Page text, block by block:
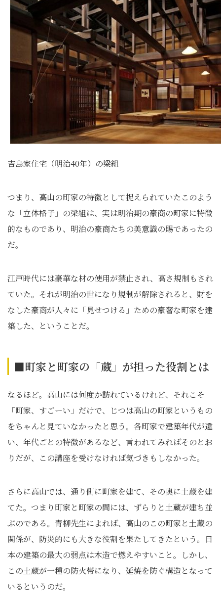
吉島家住宅（明治40年）の梁組
つまり、高山の町家の特徴として捉えられていたこのよう
な「立体格子」の梁組は、実は明治期の豪商の町家に特徴
的なものであり、明治の豪商たちの美意識の賜であったの
だ。
江戸時代には豪華な材の使用が禁止され、高さ規制もされ
ていた。それが明治の世になり規制が解除されると、財を
なした豪商が人々に「見せつける」ための豪奢な町家を建
築した、ということだ。
■町家と町家の「蔵」が担った役割とは
なるほど。高山には何度か訪れているけれど、それこそ
「町家、すごーい」だけで、じつは高山の町家というもの
をちゃんと見ていなかったと思う。各町家で建築年代が違
い、年代ごとの特徴があるなど、言われてみればそのとお
りだが、この講座を受けなければ気づきもしなかった。
さらに高山では、通り側に町家を建て、その奥に土蔵を建
てた。つまり町家と町家の間には、ずらりと土蔵が建ち並
ぶのである。青柳先生によれば、高山のこの町家と土蔵の
関係が、防災的にも大きな役割を果たしてきたという。日
本の建築の最大の弱点は木造で燃えやすいこと。しかし、
この土蔵が一種の防火帯になり、延焼を防ぐ構造となって
いるというのだ。